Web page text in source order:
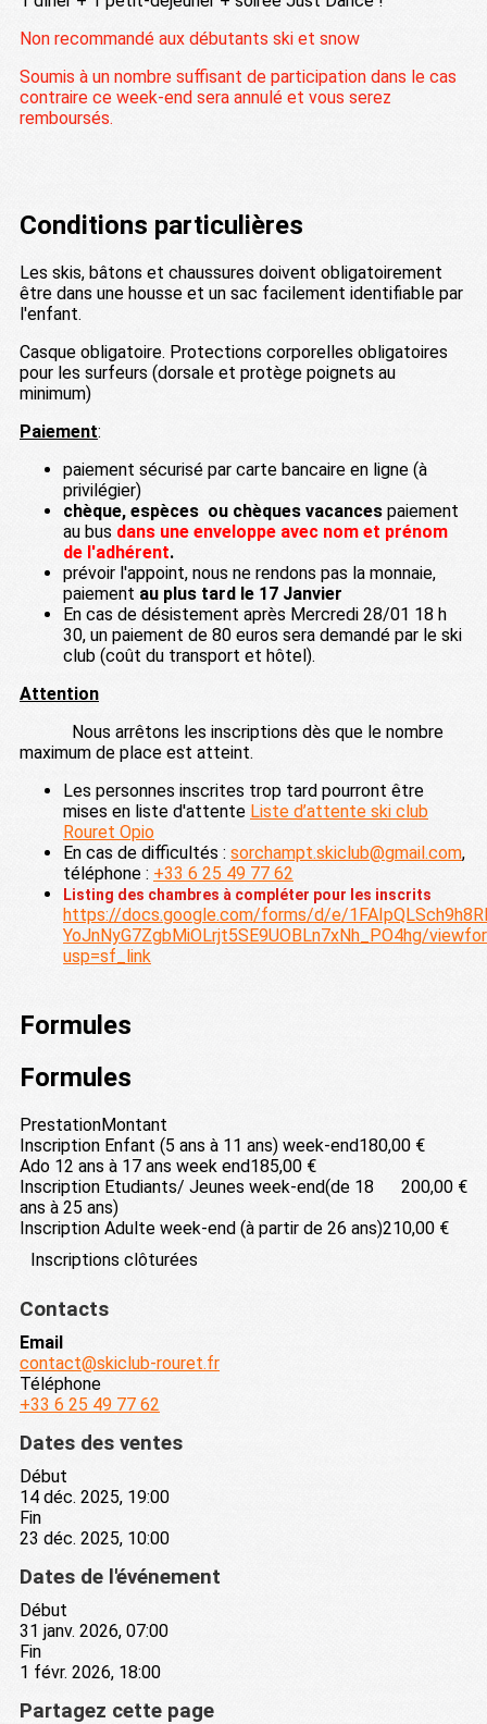
Non recommandé aux débutants ski et snow
Soumis à un nombre suffisant de participation dans le cas
contraire ce week-end sera annulé et vous serez
remboursés.
Conditions particulières
Les skis, bâtons et chaussures doivent obligatoirement
être dans une housse et un sac facilement identifiable par
l'enfant.
Casque obligatoire. Protections corporelles obligatoires
pour les surfeurs (dorsale et protège poignets au
minimum)
Paiement:
paiement sécurisé par carte bancaire en ligne (à
privilégier)
chèque, espèces ou chèques vacances paiement
au bus dans une enveloppe avec nom et prénom
de l'adhérent.
prévoir l'appoint, nous ne rendons pas la monnaie,
paiement au plus tard le 17 Janvier
En cas de désistement après Mercredi 28/01 18 h
30, un paiement de 80 euros sera demandé par le ski
club (coût du transport et hôtel).
Attention
Nous arrêtons les inscriptions dès que le nombre
maximum de place est atteint.
Les personnes inscrites trop tard pourront être
mises en liste d'attente Liste d’attente ski club
Rouret Opio
En cas de difficultés : sorchampt.skiclub@gmail.com,
téléphone : +33 6 25 49 77 62
Listing des chambres à compléter pour les inscrits
https://docs.google.com/forms/d/e/
YoJnNyG7ZgbMiOLrjt5SE9UOBLn7xNh_PO4hg/
usp=sf_link
Formules
Formules
PrestationMontant
Inscription Enfant (5 ans à 11 ans) week-end180,00 €
Ado 12 ans à 17 ans week end185,00 €
Inscription Etudiants/ Jeunes week-end(de 18
ans à 25 ans)
200,00 €
Inscription Adulte week-end (à partir de 26 ans)210,00 €
Inscriptions clôturées
Contacts
Email
contact@skiclub-rouret.fr
Téléphone
+33 6 25 49 77 62
Dates des ventes
Début
14 déc. 2025, 19:00
Fin
23 déc. 2025, 10:00
Dates de l'événement
Début
31 janv. 2026, 07:00
Fin
1 févr. 2026, 18:00
Partagez cette page